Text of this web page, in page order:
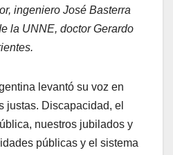
ingeniero José Basterra
la UNNE, doctor Gerardo
levantó su voz en
justas. Discapacidad, el
nuestros jubilados y
públicas y el sistema